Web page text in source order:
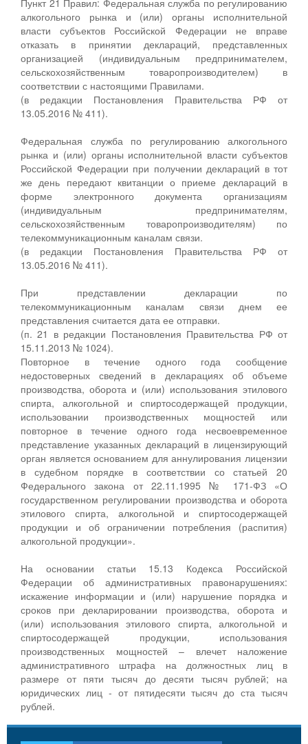
алкогольного рынка и (или) органы исполнительной
власти субъектов Российской Федерации не вправе
отказать в принятии деклараций, представленных
организацией (индивидуальным предпринимателем,
сельскохозяйственным товаропроизводителем) в
соответствии с настоящими Правилами.
(в редакции Постановления Правительства РФ от
13.05.2016 № 411).
Федеральная служба по регулированию алкогольного
рынка и (или) органы исполнительной власти субъектов
Российской Федерации при получении деклараций в тот
же день передают квитанции о приеме деклараций в
форме электронного документа организациям
(индивидуальным предпринимателям,
сельскохозяйственным товаропроизводителям) по
телекоммуникационным каналам связи.
(в редакции Постановления Правительства РФ от
13.05.2016 № 411).
При представлении декларации по
телекоммуникационным каналам связи днем ее
представления считается дата ее отправки.
(п. 21 в редакции Постановления Правительства РФ от
15.11.2013 № 1024).
Повторное в течение одного года сообщение
недостоверных сведений в декларациях об объеме
производства, оборота и (или) использования этилового
спирта, алкогольной и спиртосодержащей продукции,
использовании производственных мощностей или
повторное в течение одного года несвоевременное
представление указанных деклараций в лицензирующий
орган является основанием для аннулирования лицензии
в судебном порядке в соответствии со статьей 20
Федерального закона от 22.11.1995 № 171-ФЗ «О
государственном регулировании производства и оборота
этилового спирта, алкогольной и спиртосодержащей
продукции и об ограничении потребления (распития)
алкогольной продукции».
На основании статьи 15.13 Кодекса Российской
Федерации об административных правонарушениях:
искажение информации и (или) нарушение порядка и
сроков при декларировании производства, оборота и
(или) использования этилового спирта, алкогольной и
спиртосодержащей продукции, использования
производственных мощностей – влечет наложение
административного штрафа на должностных лиц в
размере от пяти тысяч до десяти тысяч рублей; на
юридических лиц - от пятидесяти тысяч до ста тысяч
рублей.